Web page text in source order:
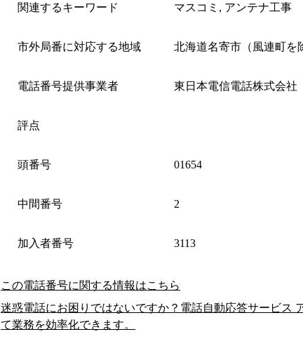
関連するキーワード マスコミ, アンテナ工事
市外局番に対応する地域 北海道名寄市（風連町を
電話番号提供事業者 東日本電信電話株式会社
評点
頭番号 01654
中間番号 2
加入者番号 3113
この電話番号に関する情報はこちら
迷惑電話にお困りではないですか？電話自動応答サービス
て業務を効率化できます。